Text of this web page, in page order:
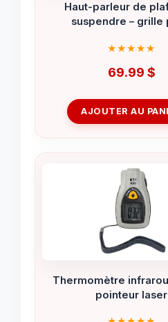
Haut-parleur de
suspendre – grille
69.99 $
AJOUTER AU
Thermomètre
pointeur laser